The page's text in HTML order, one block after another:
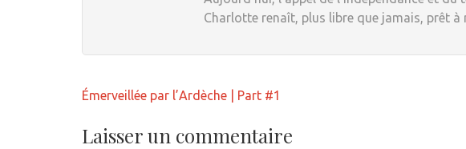
Charlotte renaît, plus libre que jamais, prêt
Navigation
l’article
Émerveillée par l’Ardèche | Part #1
Laisser un commentaire